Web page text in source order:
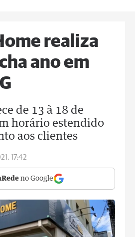
realiza
ano em
de 13 à 18 de
horário estendido
aos clientes
17:42
no Google